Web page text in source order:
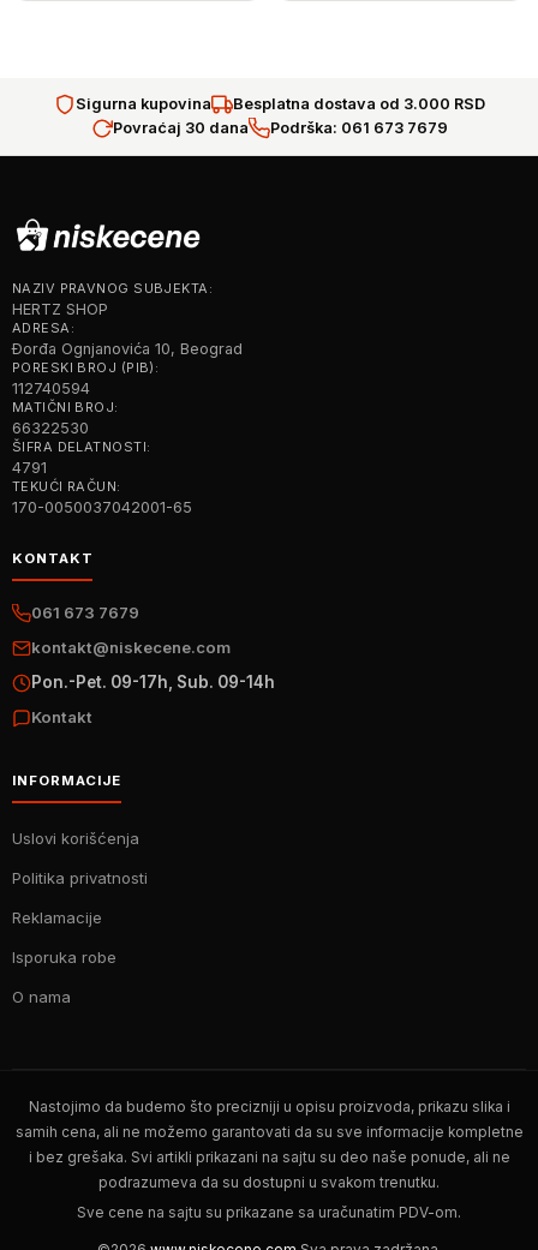
Sigurna kupovina
Besplatna dostava od 3.000 RSD
Povraćaj 30 dana
Podrška: 061 673 7679
NAZIV PRAVNOG SUBJEKTA:
HERTZ SHOP
ADRESA:
Đorđa Ognjanovića 10, Beograd
PORESKI BROJ (PIB):
112740594
MATIČNI BROJ:
66322530
ŠIFRA DELATNOSTI:
4791
TEKUĆI RAČUN:
170-0050037042001-65
KONTAKT
061 673 7679
kontakt@niskecene.com
Pon.-Pet. 09-17h, Sub. 09-14h
Kontakt
INFORMACIJE
Uslovi korišćenja
Politika privatnosti
Reklamacije
Isporuka robe
O nama
Nastojimo da budemo što precizniji u opisu proizvoda, prikazu slika i
samih cena, ali ne možemo garantovati da su sve informacije kompletne
i bez grešaka. Svi artikli prikazani na sajtu su deo naše ponude, ali ne
podrazumeva da su dostupni u svakom trenutku.
Sve cene na sajtu su prikazane sa uračunatim PDV-om.